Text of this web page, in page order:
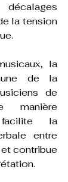
la tension
la
de la
de
manière
facilite la
entre
contribue